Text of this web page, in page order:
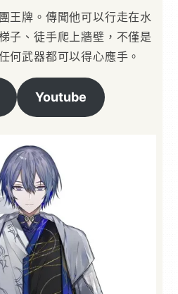
王牌。傳聞他可以行走在水
子、徒手爬上牆壁，不僅是
何武器都可以得心應手。
Youtube